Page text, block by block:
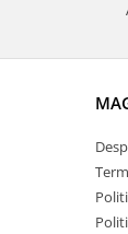
Lupe,
Piese Ceasuri
Scule Speciale
Suporti de
Surubelnite